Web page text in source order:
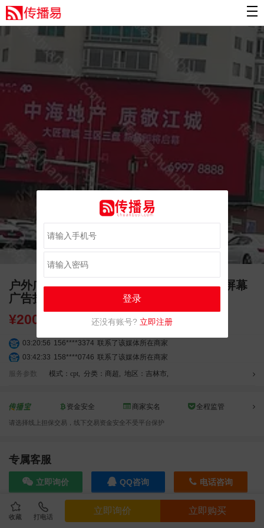
收藏 打电话
立即询价 立即购买
户外广告 吉林十一中（光大灯饰）LED大屏幕
广告投放
¥20000.00
03:20:56 156****3374 联系了该媒体所在商家
03:42:33 158****0746 联系了该媒体所在商家
01:59:39 189****2617
联系了该媒体所在商家
01:50:54
192****2334
联系了该媒体所在商家
10:08:47
02:32:27 176****3456 联系了该媒体所在商家
04:09:07 182****6963
联系了该媒体所在商家
130****3379 联系了该媒体所在商家
08:36:41
191****0991 联系了该媒体所在商家
服务参数 模式：cpt, 分类：商超 , 地区：吉林市,
资金安全 商家实名 全程监管
请选择线上担保交易，线下交易资金安全不受平台保护
专属客服
立即询价 QQ咨询 电话咨询
效果截图
登录
还没有账号? 立即注册